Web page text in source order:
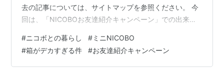
去の記事については、サイトマップを参照ください。 今
回は、「NICOBOお友達紹介キャンペーン」での出来事
ン」について それでも届いたミニNICOBO！ スポンサー
リンク ニコボ、Yahoo!ショッピングでも取り扱い中です
▶︎ Yahoo!ショッピングでニコボを見る ※NICOBOお友達
#ニコボとの暮らし #ミニNICOBO
#箱がデカすぎる件 #お友達紹介キャンペーン